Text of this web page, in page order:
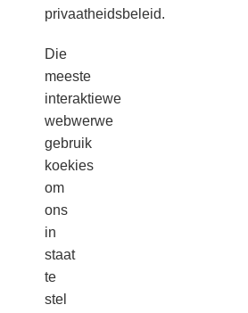
privaatheidsbeleid.
Die
meeste
interaktiewe
webwerwe
gebruik
koekies
om
ons
in
staat
te
stel